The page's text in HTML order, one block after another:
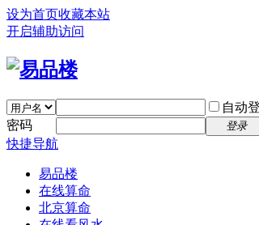
设为首页收藏本站
开启辅助访问
自动
密码
登录
快捷导航
易品楼
在线算命
北京算命